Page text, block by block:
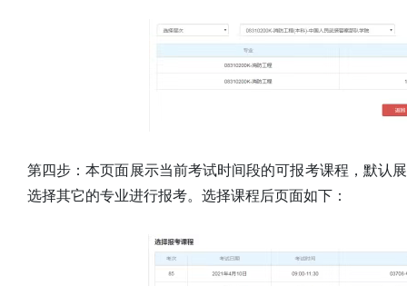
第四步：本页面展示当前考试时间段的可报考课程，默认
选择其它的专业进行报考。选择课程后页面如下：